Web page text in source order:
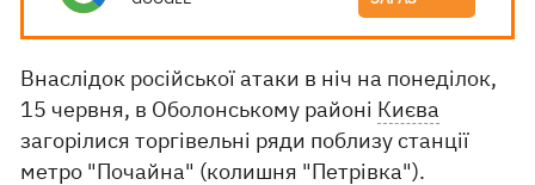
Внаслідок російської атаки в ніч на понеділок,
15 червня, в Оболонському районі Києва
загорілися торгівельні ряди поблизу станції
метро "Почайна" (колишня "Петрівка").